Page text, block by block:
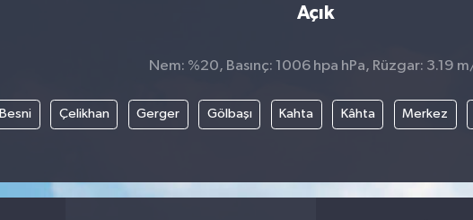
Açık
Nem: %20, Basınç: 1006 hpa hPa, Rüzgar: 3.19
Besni Çelikhan Gerger Gölbaşı Kahta Kâhta Merkez